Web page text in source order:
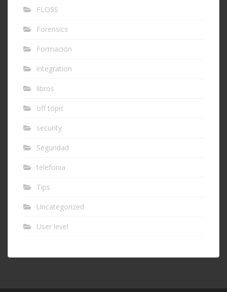
FLOSS
Forensics
Formación
integration
libros
off topic
security
Seguridad
telefonia
Tips
Uncategorized
User level